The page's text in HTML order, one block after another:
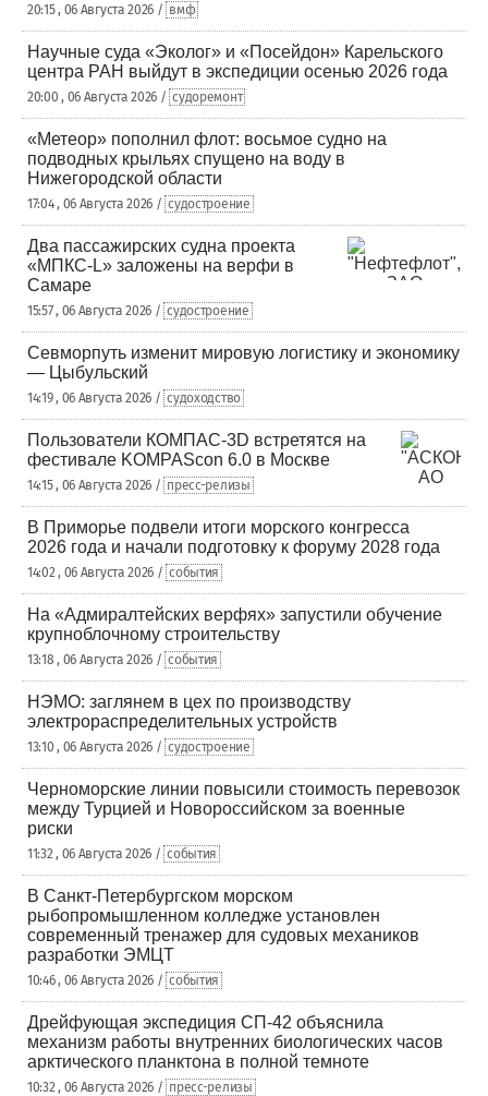
20:15 , 06 Августа 2026 / вмф
Научные суда «Эколог» и «Посейдон» Карельского
центра РАН выйдут в экспедиции осенью 2026 года
20:00 , 06 Августа 2026 / судоремонт
«Метеор» пополнил флот: восьмое судно на
подводных крыльях спущено на воду в
Нижегородской области
17:04 , 06 Августа 2026 / судостроение
Два пассажирских судна проекта
«МПКС-L» заложены на верфи в
Самаре
15:57 , 06 Августа 2026 / судостроение
Севморпуть изменит мировую логистику и экономику
— Цыбульский
14:19 , 06 Августа 2026 / судоходство
Пользователи КОМПАС-3D встретятся на
фестивале KOMPAScon 6.0 в Москве
14:15 , 06 Августа 2026 / пресс-релизы
В Приморье подвели итоги морского конгресса
2026 года и начали подготовку к форуму 2028 года
14:02 , 06 Августа 2026 / события
На «Адмиралтейских верфях» запустили обучение
крупноблочному строительству
13:18 , 06 Августа 2026 / события
НЭМО: заглянем в цех по производству
электрораспределительных устройств
13:10 , 06 Августа 2026 / судостроение
Черноморские линии повысили стоимость перевозок
между Турцией и Новороссийском за военные
риски
11:32 , 06 Августа 2026 / события
В Санкт-Петербургском морском
рыбопромышленном колледже установлен
современный тренажер для судовых механиков
разработки ЭМЦТ
10:46 , 06 Августа 2026 / события
Дрейфующая экспедиция СП-42 объяснила
механизм работы внутренних биологических часов
арктического планктона в полной темноте
10:32 , 06 Августа 2026 / пресс-релизы